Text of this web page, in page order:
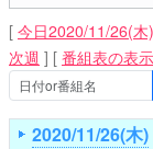
[ 今日2020/11/26(木)
次週 ] [ 番組表の表
2020/11/26(木)